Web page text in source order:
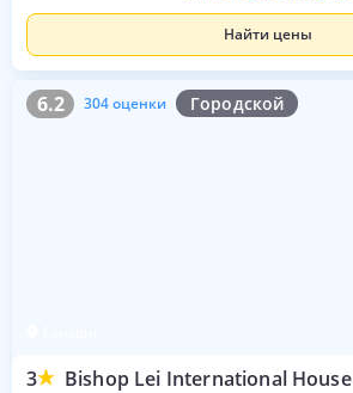
Найти цены
6.2 304 оценки Городской
3 Bishop Lei International House
6.2 304 оценки